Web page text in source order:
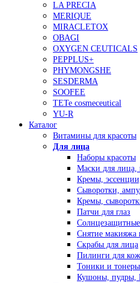
LA PRECIA
MERIQUE
MIRACLETOX
OBAGI
OXYGEN CEUTICALS
PEPPLUS+
PHYMONGSHE
SESDERMA
SOOFEE
TETe cosmeceutical
YU-R
Каталог
Витамины для красоты
Для лица
Наборы красоты
Маски для лица,
Кремы,
Сыворотки,
Кремы,
Патчи для глаз
Солнцезащитные
Снятие макияжа
Скрабы для лица
Пилинги для
Тоники и тонеры
Кушоны,